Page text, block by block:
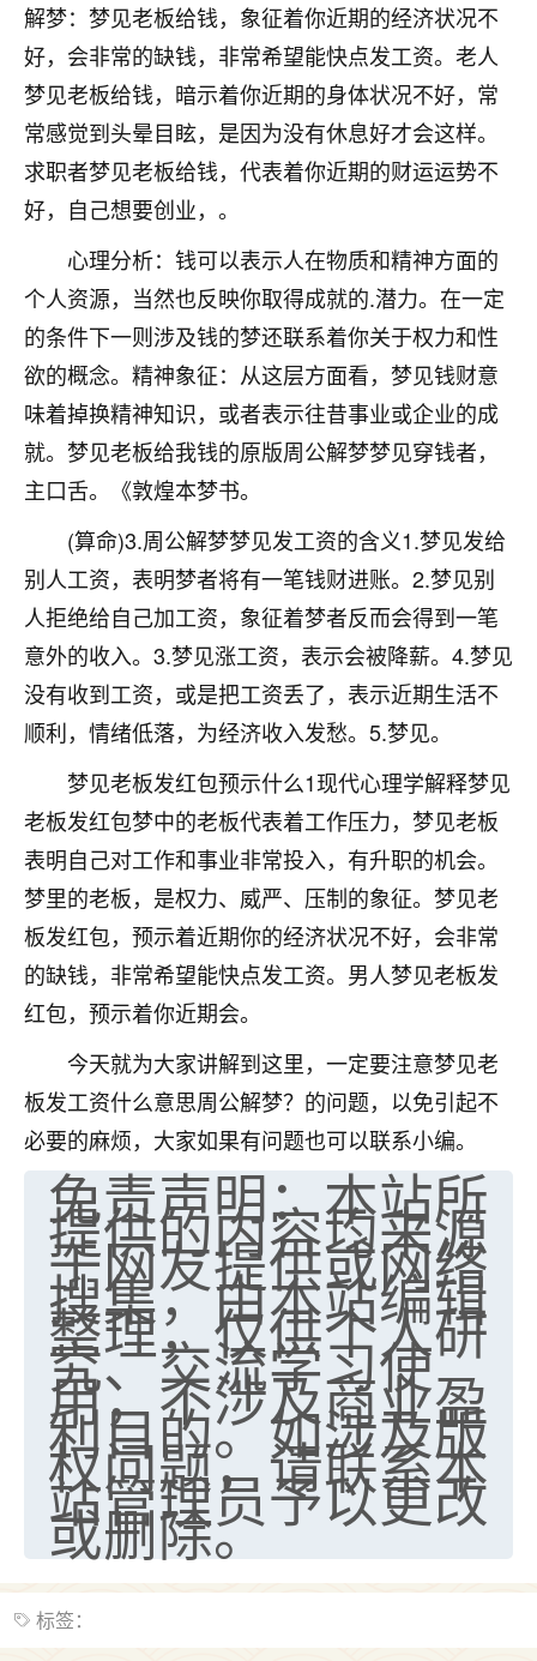
解梦：梦见老板给钱，象征着你近期的经济状况不
好，会非常的缺钱，非常希望能快点发工资。老人
梦见老板给钱，暗示着你近期的身体状况不好，常
常感觉到头晕目眩，是因为没有休息好才会这样。
求职者梦见老板给钱，代表着你近期的财运运势不
好，自己想要创业，。
心理分析：钱可以表示人在物质和精神方面的
个人资源，当然也反映你取得成就的.潜力。在一定
的条件下一则涉及钱的梦还联系着你关于权力和性
欲的概念。精神象征：从这层方面看，梦见钱财意
味着掉换精神知识，或者表示往昔事业或企业的成
就。梦见老板给我钱的原版周公解梦梦见穿钱者，
主口舌。《敦煌本梦书。
(算命)3.周公解梦梦见发工资的含义1.梦见发给
别人工资，表明梦者将有一笔钱财进账。2.梦见别
人拒绝给自己加工资，象征着梦者反而会得到一笔
意外的收入。3.梦见涨工资，表示会被降薪。4.梦见
没有收到工资，或是把工资丢了，表示近期生活不
顺利，情绪低落，为经济收入发愁。5.梦见。
梦见老板发红包预示什么1现代心理学解释梦见
老板发红包梦中的老板代表着工作压力，梦见老板
表明自己对工作和事业非常投入，有升职的机会。
梦里的老板，是权力、威严、压制的象征。梦见老
板发红包，预示着近期你的经济状况不好，会非常
的缺钱，非常希望能快点发工资。男人梦见老板发
红包，预示着你近期会。
今天就为大家讲解到这里，一定要注意梦见老
板发工资什么意思周公解梦？的问题，以免引起不
必要的麻烦，大家如果有问题也可以联系小编。
免责声明：本站所
提供的内容均来源
于网友提供或网络
搜集，由本站编辑
整理，仅供个人研
究、交流学习使
用，不涉及商业盈
利目的。如涉及版
权问题，请联系本
站管理员予以更改
或删除。
标签：
鹿森：是的，其实跟老师聊过之后，最大的感
触，首先就是心态会变好，万般皆是命，半点
不由人！
1天前 来自四川 9
金白水清
我也想找老师看看，有没有人给个联系方式的啊？
鹿森：慧来老师微信：gjsy0624
1天前 来自江西 12
青春168
我也想要，我也想要！
2天前 来自山西 15
Jessica李
老师做不做超度法事？我想给我奶奶做超度，她今年
刚去世了。
七零老顽童：我母亲前年离世，刚开始我经常
做梦梦见她，后来也是朋友介绍，找到慧来老
师，安排了超度法事，做梦再也没有梦到过
了，一开始是半信半疑的，图个心安，给亡母
超度，现在看来，人不信也不行。
2天前 来自云南 11
优秀的张同学
老师收徒吗？？我对这些很感兴趣
2天前 来自山西 15